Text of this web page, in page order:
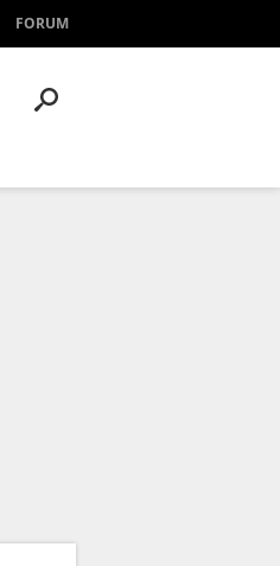
FORUM